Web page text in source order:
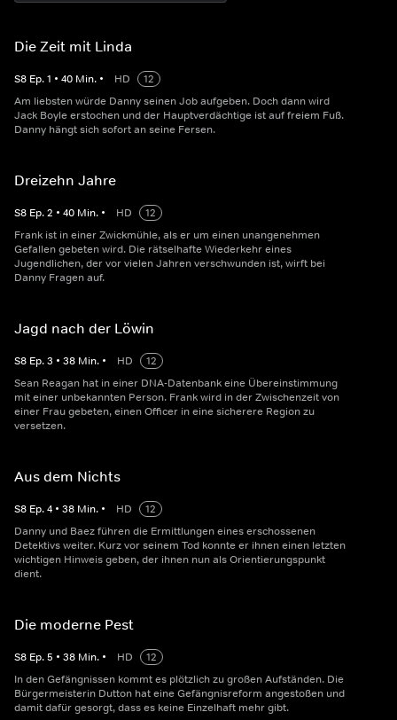
Die Zeit mit Linda
S8 Ep.1 • 40 Min. • HD
12
Am liebsten würde Danny seinen Job aufgeben. Doch dann wird
Jack Boyle erstochen und der Hauptverdächtige ist auf freiem Fuß.
Danny hängt sich sofort an seine Fersen.
Dreizehn Jahre
S8 Ep.2 • 40 Min. • HD
12
Frank ist in einer Zwickmühle, als er um einen unangenehmen
Gefallen gebeten wird. Die rätselhafte Wiederkehr eines
Jugendlichen, der vor vielen Jahren verschwunden ist, wirft bei
Danny Fragen auf.
Jagd nach der Löwin
S8 Ep.3 • 38 Min. • HD
12
Sean Reagan hat in einer DNA-Datenbank eine Übereinstimmung
mit einer unbekannten Person. Frank wird in der Zwischenzeit von
einer Frau gebeten, einen Officer in eine sicherere Region zu
versetzen.
Aus dem Nichts
S8 Ep.4 • 38 Min. • HD
12
Danny und Baez führen die Ermittlungen eines erschossenen
Detektivs weiter. Kurz vor seinem Tod konnte er ihnen einen letzten
wichtigen Hinweis geben, der ihnen nun als Orientierungspunkt
dient.
Die moderne Pest
S8 Ep.5 • 38 Min. • HD
12
In den Gefängnissen kommt es plötzlich zu großen Aufständen. Die
Bürgermeisterin Dutton hat eine Gefängnisreform angestoßen und
damit dafür gesorgt, dass es keine Einzelhaft mehr gibt.